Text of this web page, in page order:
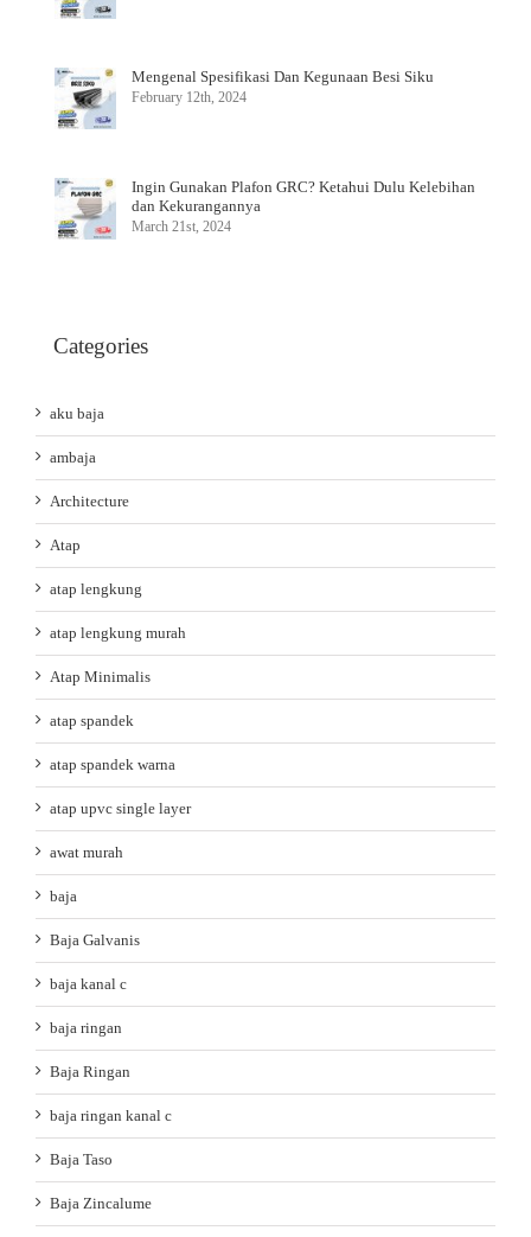
Mengenal Spesifikasi Dan Kegunaan Besi Siku
February 12th, 2024
Ingin Gunakan Plafon GRC? Ketahui Dulu Kelebihan
dan Kekurangannya
March 21st, 2024
Categories
aku baja
ambaja
Architecture
Atap
atap lengkung
atap lengkung murah
Atap Minimalis
atap spandek
atap spandek warna
atap upvc single layer
awat murah
baja
Baja Galvanis
baja kanal c
baja ringan
Baja Ringan
baja ringan kanal c
Baja Taso
Baja Zincalume